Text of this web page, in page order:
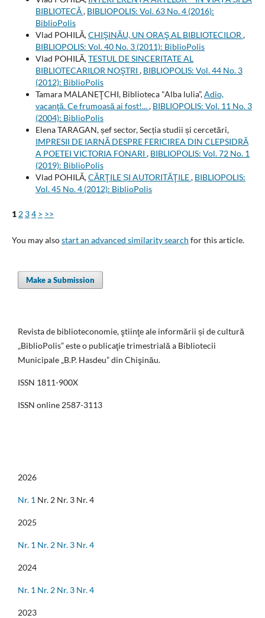
BIBLIOTECĂ, BIBLIOPOLIS: Vol. 63 No. 4 (2016):
BiblioPolis
Vlad POHILĂ,CHIŞINĂU, UN ORAŞ AL BIBLIOTECILOR ,
BIBLIOPOLIS: Vol. 40 No. 3 (2011): BiblioPolis
Vlad POHILĂ,TESTUL DE SINCERITATE AL
BIBLIOTECARILOR NOŞTRI , BIBLIOPOLIS: Vol. 44 No. 3
(2012): BiblioPolis
Tamara MALANEŢCHI, Biblioteca "Alba lulia”,Adio,
vacanţă. Ce frumoasă ai fost!..., BIBLIOPOLIS: Vol. 11 No. 3
(2004): BiblioPolis
Elena TARAGAN, șef sector, Secția studii și cercetări,
IMPRESII DE IARNĂ DESPRE FERICIREA DIN CLEPSIDRĂ
A POETEI VICTORIA FONARI , BIBLIOPOLIS: Vol. 72 No. 1
(2019): BiblioPolis
Vlad POHILĂ,CĂRŢILE ȘI AUTORITĂŢILE, BIBLIOPOLIS:
Vol. 45 No. 4 (2012): BiblioPolis
1 2 34 > >>
You may alsostart an advanced similarity search for this article.
Make a Submission
Revista de biblioteconomie, ştiinţe ale informării și de cultură
„BiblioPolis” este o publicaţie trimestrială a Bibliotecii
Municipale „B.P. Hasdeu” din Chişinău.
ISSN 1811-900X
ISSN online 2587-3113
2026
Nr. 1 Nr. 2 Nr. 3 Nr. 4
2025
Nr. 1 Nr. 2 Nr. 3 Nr. 4
2024
Nr. 1 Nr. 2 Nr. 3 Nr. 4
2023